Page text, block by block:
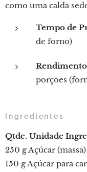
como uma calda
Tempo de
de forno)
porções
Ingredientes
Qtde. Unidade
250 g Açúcar (massa)
150 g Açúcar para